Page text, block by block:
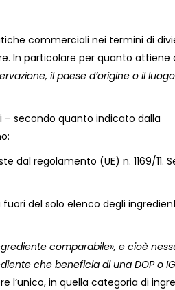
commerciali nei termini di
In particolare per quanto attiene
il paese d’origine o il
secondo quanto indicato dalla
dal regolamento (UE) n. 1169/11.
del solo elenco degli
comparabile», e cioè
che beneficia di una DOP o
l’unico, in quella categoria di